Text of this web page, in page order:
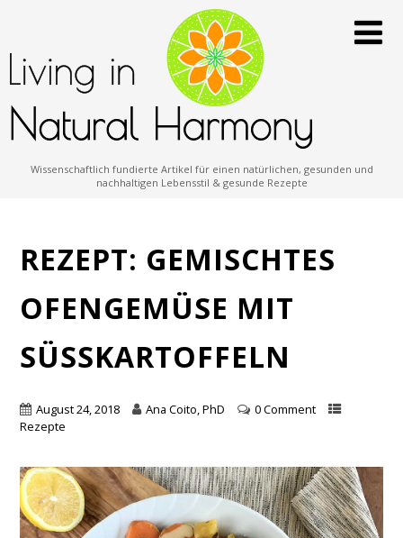
Wissenschaftlich fundierte Artikel für einen natürlichen, gesunden und
nachhaltigen Lebensstil & gesunde Rezepte
REZEPT: GEMISCHTES
OFENGEMÜSE MIT
SÜSSKARTOFFELN
August 24, 2018 Ana Coito, PhD
0 Comment
Rezepte